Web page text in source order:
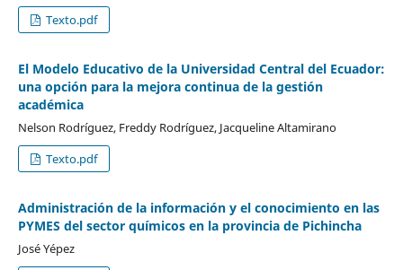
Texto.pdf
El Modelo Educativo de la Universidad Central del Ecuador:
una opción para la mejora continua de la gestión
académica
Nelson Rodríguez, Freddy Rodríguez, Jacqueline Altamirano
Texto.pdf
Administración de la información y el conocimiento en las
PYMES del sector químicos en la provincia de Pichincha
José Yépez